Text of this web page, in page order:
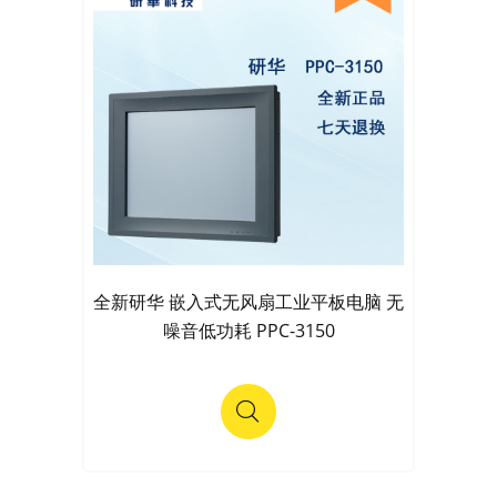
全新研华 嵌入式无风扇工业平板电脑 无
噪音低功耗 PPC-3150